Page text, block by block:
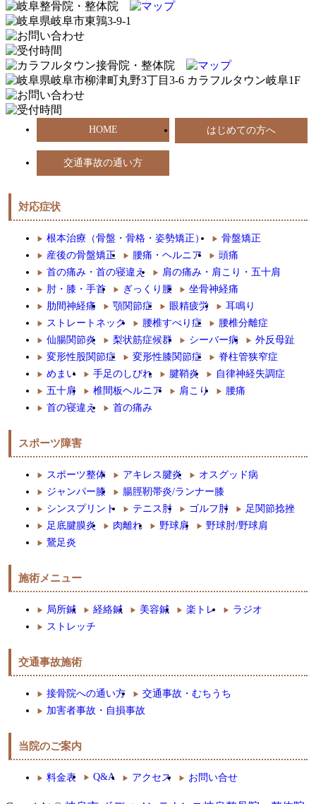
HOME はじめての方へ
交通事故の通い方
対応症状
根本治療（骨盤・骨格・姿勢矯正）
骨盤矯正
産後の骨盤矯正
腰痛・ヘルニア
頭痛
首の痛み・首の寝違え
肩の痛み・肩こり・五十肩
肘・膝・手首
ぎっくり腰
坐骨神経痛
肋間神経痛
顎関節症 眼精疲労
耳鳴り
ストレートネック
腰椎すべり症
腰椎分離症
仙腸関節炎
梨状筋症候群 シーバー病
外反母趾
変形性股関節症
変形性膝関節症
脊柱管狭窄症
めまい
手足のしびれ 腱鞘炎
自律神経失調症
五十肩
椎間板ヘルニア 肩こり
腰痛
首の寝違え
首の痛み
スポーツ障害
スポーツ整体 アキレス腱炎
オスグッド病
ジャンパー膝
腸脛靭帯炎/ランナー膝
シンスプリント
テニス肘 ゴルフ肘
足関節捻挫
足底腱膜炎
肉離れ 野球肩
野球肘/野球肩
鵞足炎
施術メニュー
局所鍼 経絡鍼 美容鍼 楽トレ
ラジオ
ストレッチ
交通事故施術
接骨院への通い方
交通事故・むちうち
加害者事故・自損事故
当院のご案内
料金表 Q&A アクセス お問い合せ